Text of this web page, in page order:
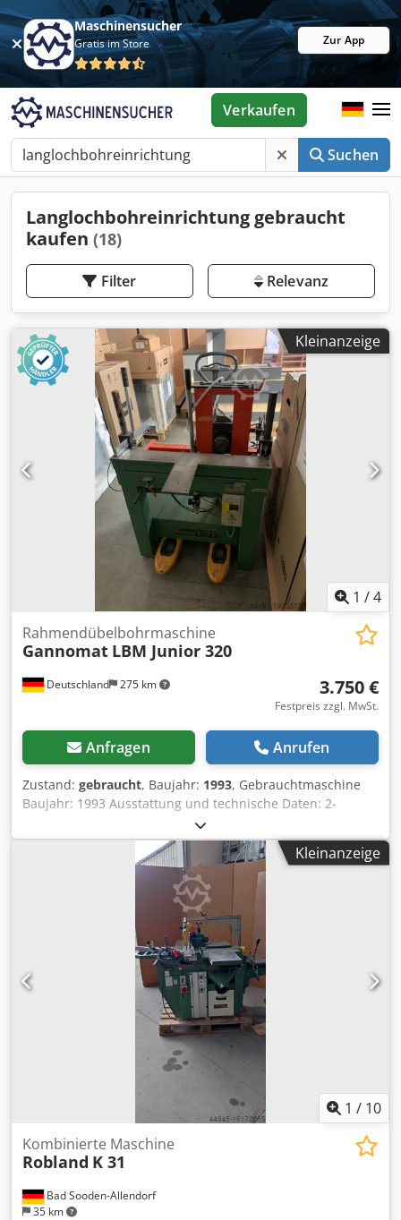
Maschinensucher
Gratis im Store Zur App
Suchen
Verkaufen
Langlochbohreinrichtung gebraucht
kaufen (18)
Filter Relevanz
Kleinanzeige
1 /4
Deutschland 275 km
Rahmendübelbohrmaschine
Gannomat LBM Junior 320
3.750 €
Festpreis zzgl. MwSt.
Anfragen Anrufen
Zustand: gebraucht, Baujahr: 1993, Gebrauchtmaschine
Baujahr: 1993 Ausstattung und technische Daten: 2-
Backenbohrfutter bis 20 mm Schaft-Ø pneumatische
Positionsverstellung auf 2 Ebenen 0-100 mm max.
Bohrtiefe 150 mm Präzisions-Rasterschiene 12 mm
Mitteeinrastung und Querverstellung. 2 pneum.
Sicherheits-Spannzylinder Motor 1,5 kW Drehzahl 2800
U/min. Langlochbohreinrichtung absenkbar mit 2
Programmnocken Maschinengewicht ca. 310 kg Dsdpfx
Aiow I Uy Tjuekr Maschinengröße (BTH) 1100 x 1100 x 1500
mm (ohne Anschlag) Verfügbarkeit: kurzfristig Standort:
Röllbach
Kleinanzeige
1 / 10
Bad Sooden-Allendorf
35 km
Kombinierte Maschine
Robland K 31